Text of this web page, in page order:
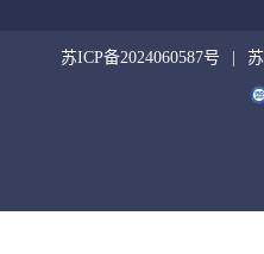
苏ICP备2024060587号